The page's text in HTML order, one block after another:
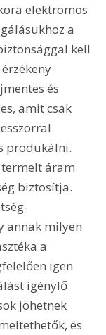
elektromos
a
kell
és
amit csak
produkálni.
áram
biztosítja.
annak milyen
a
igen
igénylő
jöhetnek
és